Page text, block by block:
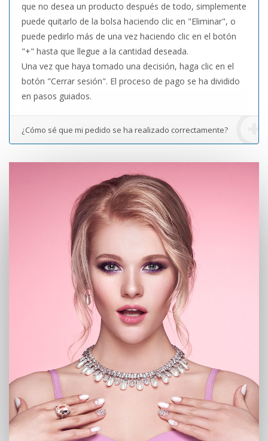
que no desea un producto después de todo, simplemente
puede quitarlo de la bolsa haciendo clic en "Eliminar", o
puede pedirlo más de una vez haciendo clic en el botón
"+" hasta que llegue a la cantidad deseada.
Una vez que haya tomado una decisión, haga clic en el
botón "Cerrar sesión". El proceso de pago se ha dividido
en pasos guiados.
¿Cómo sé que mi pedido se ha realizado correctamente?